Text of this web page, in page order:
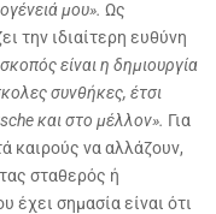
μου». Ως
την ιδιαίτερη ευθύνη
είναι η δημιουργία
συνθήκες, έτσι
και στο μέλλον». Για
καιρούς να αλλάζουν,
σταθερός ή
έχει σημασία είναι ότι